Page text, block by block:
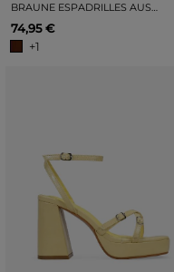
BRAUNE ESPADRILLES AUS LEDER MIT KEILABSATZ UND JUTEBESATZ
74,95 €
+1